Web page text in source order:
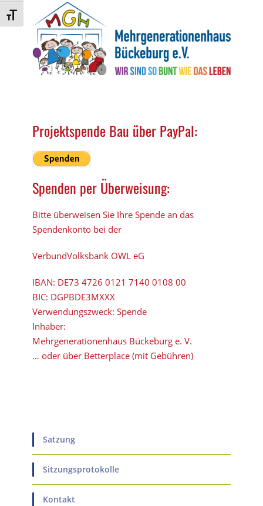
Schrift vergrößern
Projektspende Bau über PayPal:
Spenden per Überweisung:
Bitte überweisen Sie Ihre Spende an das
Spendenkonto bei der
VerbundVolksbank OWL eG
IBAN: DE73 4726 0121 7140 0108 00
BIC: DGPBDE3MXXX
Verwendungszweck: Spende
Inhaber:
Mehrgenerationenhaus Bückeburg e. V.
… oder über Betterplace (mit Gebühren)
Satzung
Sitzungsprotokolle
Kontakt